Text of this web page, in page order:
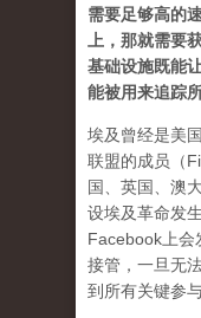
需要足够高的
上，那就需要
基础设施既能
能被用来追踪
埃及曾经是美
联盟的成员（
国、英国、澳
设埃及革命发
Facebook上会
接管，一旦无
到所有关键参与